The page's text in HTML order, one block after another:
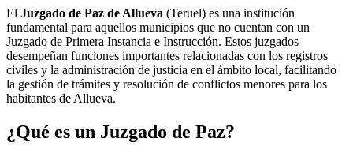
El Juzgado de Paz de Allueva (Teruel) es una institución
fundamental para aquellos municipios que no cuentan con un
Juzgado de Primera Instancia e Instrucción. Estos juzgados
desempeñan funciones importantes relacionadas con los registros
civiles y la administración de justicia en el ámbito local, facilitando
la gestión de trámites y resolución de conflictos menores para los
habitantes de Allueva.
¿Qué es un Juzgado de Paz?